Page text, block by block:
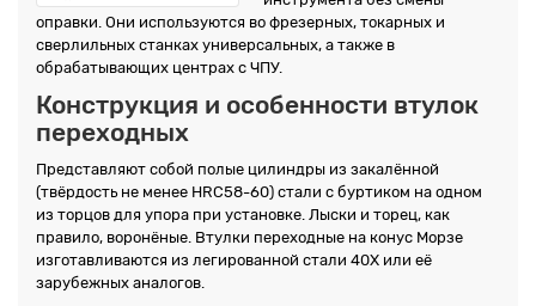
оправки. Они используются во фрезерных, токарных и
сверлильных станках универсальных, а также в
обрабатывающих центрах с ЧПУ.
Конструкция и особенности втулок
переходных
Представляют собой полые цилиндры из закалённой
(твёрдость не менее HRC58-60) стали с буртиком на одном
из торцов для упора при установке. Лыски и торец, как
правило, воронёные. Втулки переходные на конус Морзе
изготавливаются из легированной стали 40Х или её
зарубежных аналогов.